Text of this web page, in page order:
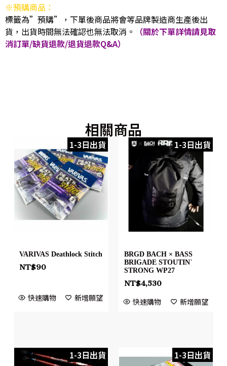
※預購商品：
標籤為”預購”，下單後商品將會等品牌製造商生產後出
貨，出貨時間無法確認也無法取消。
（關於下單詳情請見取
消訂單/缺貨退款/退貨退款Q&A）
相關商品
1-3日出貨
VARIVAS Deathlock Stitch
NT$90
快速購物 新增願望
1-3日出貨
BRGD BACH × BASS
BRIGADE STOUTIN`
STRONG WP27
NT$4,530
快速購物 新增願望
1-3日出貨 1-3日出貨